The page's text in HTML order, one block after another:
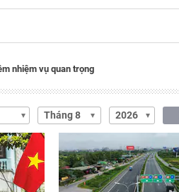
nhiệm vụ quan trọng